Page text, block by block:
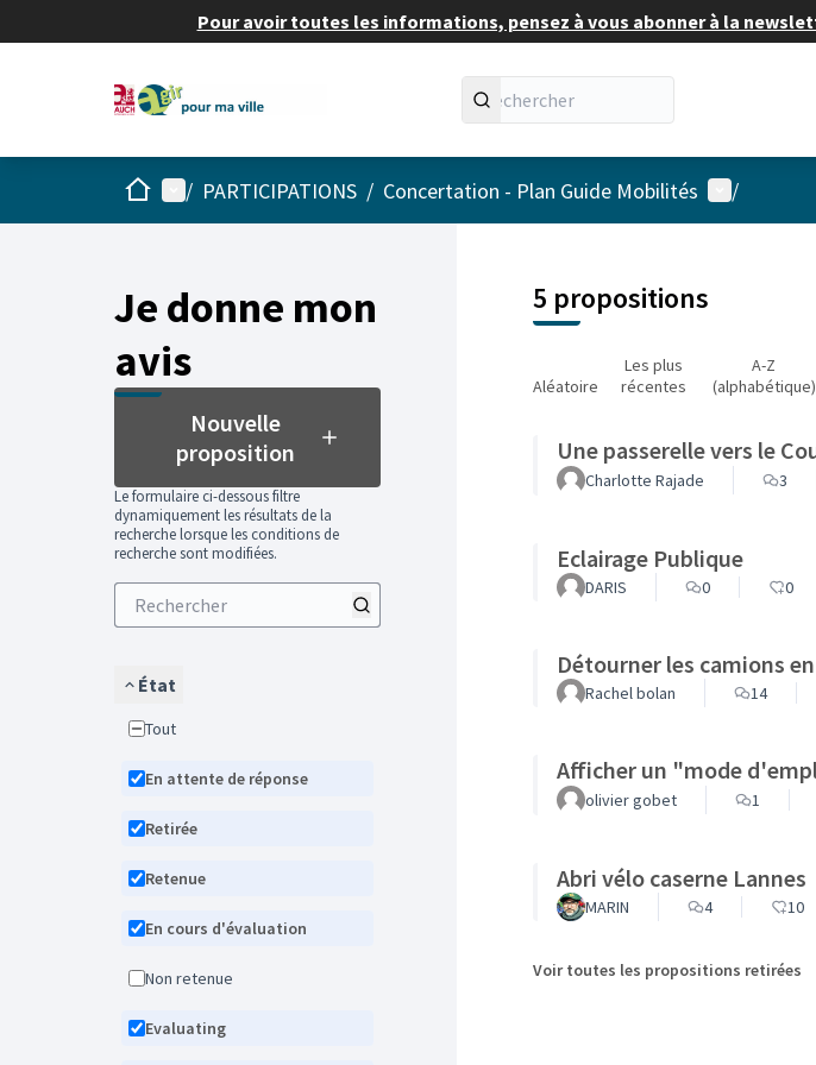
Pour avoir toutes les informations, pensez à vous abonner à la
AccueilMenu principal
/ PARTICIPATIONS / Concertation - Plan Guide Mobilités Menu
/
Je donne mon
avis
Nouvelle
proposition
Le formulaire ci-dessous filtre
dynamiquement les résultats de la
recherche lorsque les conditions de
recherche sont modifiées.
État
Tout
En attente de réponse
Retirée
Retenue
En cours d'évaluation
Non retenue
Evaluating
5 propositions
Aléatoire
Les plus
récentes
A-Z
(alphabétique)
Une passerelle vers le
Charlotte Rajade 3
Eclairage Publique
DARIS 0 0
Détourner les camions
Rachel bolan 14
Afficher un "mode
olivier gobet 1
Abri vélo caserne Lannes
MARIN 4 10
Voir toutes les propositions retirées